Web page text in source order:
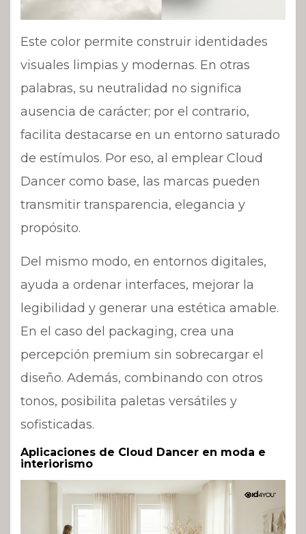
Este color permite construir identidades
visuales limpias y modernas. En otras
palabras, su neutralidad no significa
ausencia de carácter; por el contrario,
facilita destacarse en un entorno saturado
de estímulos. Por eso, al emplear Cloud
Dancer como base, las marcas pueden
transmitir transparencia, elegancia y
propósito.
Del mismo modo, en entornos digitales,
ayuda a ordenar interfaces, mejorar la
legibilidad y generar una estética amable.
En el caso del packaging, crea una
percepción premium sin sobrecargar el
diseño. Además, combinando con otros
tonos, posibilita paletas versátiles y
sofisticadas.
Aplicaciones de Cloud Dancer en moda e
interiorismo